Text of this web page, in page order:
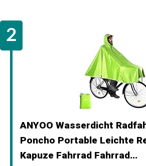
ANYOO Wasserdicht
Poncho Portable Leichte
Kapuze Fahrrad Fahrrad...